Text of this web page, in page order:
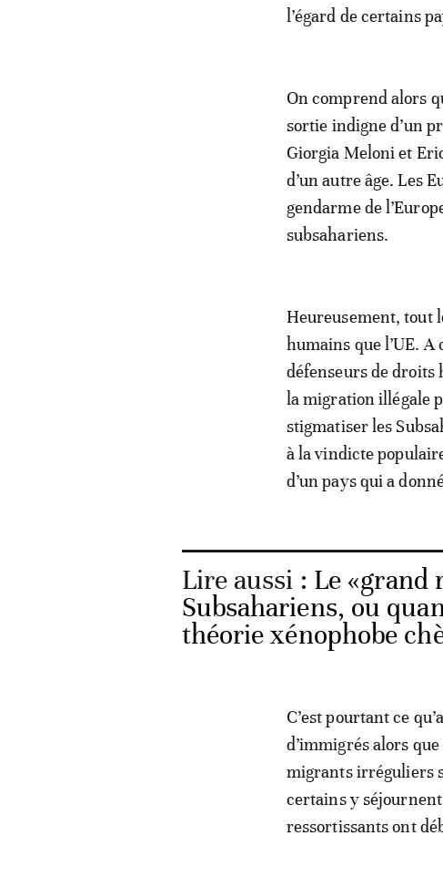
l’égard de certains
On comprend alors
sortie indigne d’un
Giorgia Meloni et
d’un autre âge. Les
gendarme de
subsahariens.
Heureusement, tout
humains que l’UE.
défenseurs de droits
la migration illégale
stigmatiser les
à la vindicte
d’un pays qui a
Lire aussi : Le «grand
Subsahariens, ou
théorie xénophobe
C’est pourtant ce
d’immigrés alors
migrants irréguliers
certains y séjournent
ressortissants ont